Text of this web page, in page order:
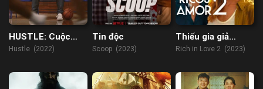
HUSTLE: Cuộc
đua NBA
Hustle (2022)
Tin độc
Scoop (2023)
Thiếu gia giả
nghèo 2
Rich in Love 2 (2023)